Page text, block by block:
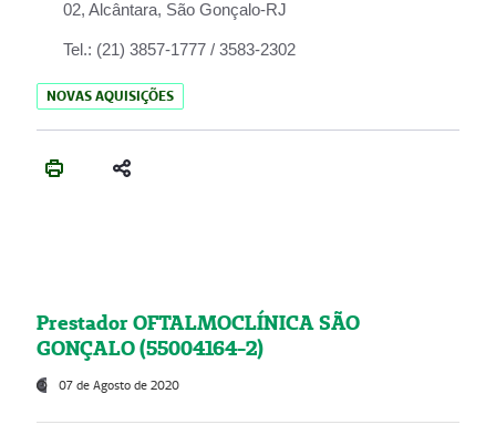
02, Alcântara, São Gonçalo-RJ
Tel.: (21) 3857-1777 / 3583-2302
NOVAS AQUISIÇÕES
Prestador OFTALMOCLÍNICA SÃO
GONÇALO (55004164-2)
07 de Agosto de 2020